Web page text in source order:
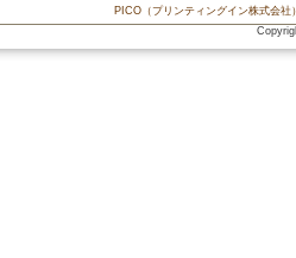
PICO（プリンティングイン株式会社